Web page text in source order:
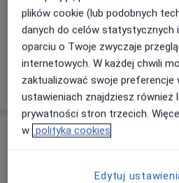
Konsultacja telefoniczna -
Od 189 zł Szczegóły
W jaki sposób ustalane są
Adresy (3)
Online Adres 2
plików cookie (lub podobnych
danych do celów statystycznych
oparciu o Twoje zwyczaje
internetowych. W każdej chwili
zaktualizować swoje preferencje
ustawieniach znajdziesz również
prywatności stron trzecich.
w polityka cookies
Edytuj